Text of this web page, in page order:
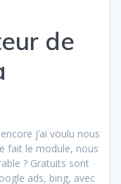
de
j’ai voulu nous
fait le module, nous
? Gratuits sont
ads, bing, avec